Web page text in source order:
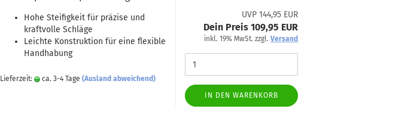
Hohe Steifigkeit für präzise und
kraftvolle Schläge
Leichte Konstruktion für eine flexible
Handhabung
Lieferzeit: ca. 3-4 Tage (Ausland abweichend)
UVP 144,95 EUR
Dein Preis 109,95 EUR
inkl. 19% MwSt. zzgl.Versand
IN DEN WARENKORB